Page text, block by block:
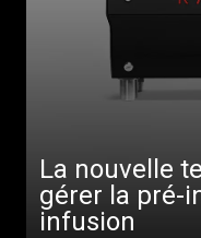
La nouvelle
gérer la pré-
infusion